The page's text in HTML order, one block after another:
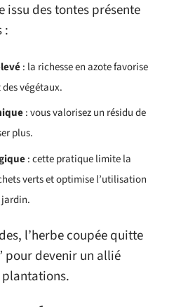
issu des tontes présente
:
: la richesse en azote favorise
végétaux.
: vous valorisez un résidu de
plus.
: cette pratique limite la
verts et optimise l’utilisation
jardin.
l’herbe coupée quitte
pour devenir un allié